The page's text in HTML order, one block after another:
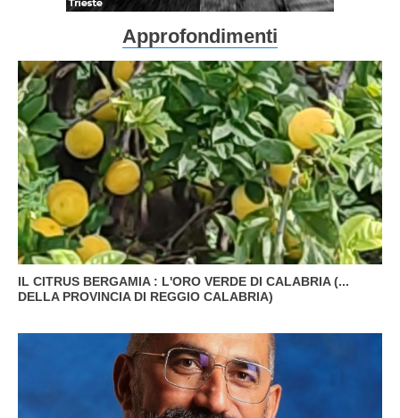
Approfondimenti
IL CITRUS BERGAMIA : L'ORO VERDE DI CALABRIA (...
DELLA PROVINCIA DI REGGIO CALABRIA)